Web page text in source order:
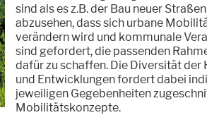
sind als es z.B. der Bau neuer
abzusehen, dass sich urbane
verändern wird und kommunale
sind gefordert, die passenden
dafür zu schaffen. Die Diversität der
und Entwicklungen fordert dabei
jeweiligen Gegebenheiten
Mobilitätskonzepte.